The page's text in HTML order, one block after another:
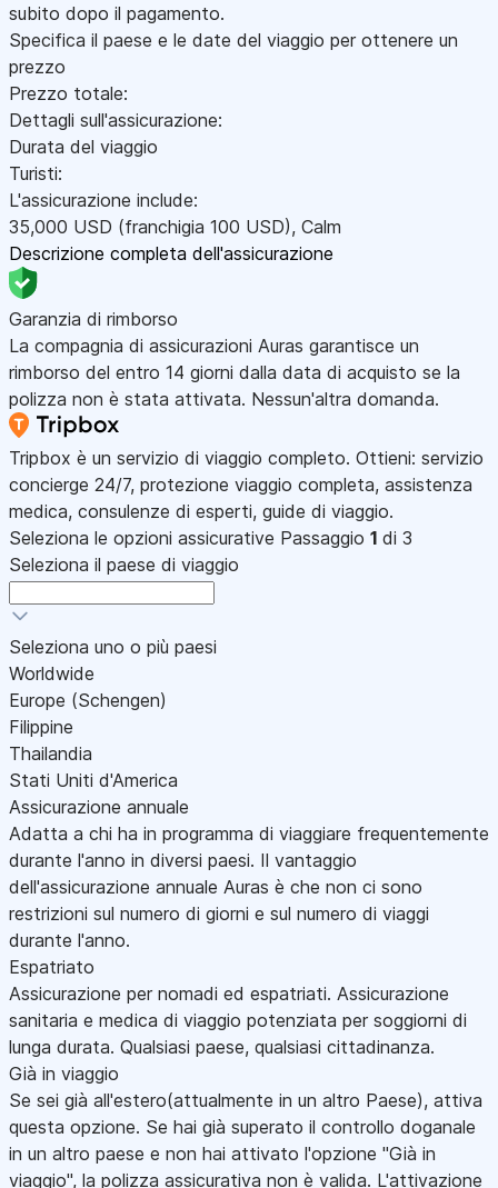
subito dopo il pagamento.
Specifica il paese e le date del viaggio per ottenere un
prezzo
Prezzo totale:
Dettagli sull'assicurazione:
Durata del viaggio
Turisti:
L'assicurazione include:
35,000 USD (franchigia 100 USD), Calm
Descrizione completa dell'assicurazione
Garanzia di rimborso
La compagnia di assicurazioni Auras garantisce un
rimborso del entro 14 giorni dalla data di acquisto se la
polizza non è stata attivata. Nessun'altra domanda.
Tripbox è un servizio di viaggio completo. Ottieni: servizio
concierge 24/7, protezione viaggio completa, assistenza
medica, consulenze di esperti, guide di viaggio.
Seleziona le opzioni assicurative Passaggio 1 di 3
Seleziona il paese di viaggio
Seleziona uno o più paesi
Worldwide
Europe (Schengen)
Filippine
Thailandia
Stati Uniti d'America
Assicurazione annuale
Adatta a chi ha in programma di viaggiare frequentemente
durante l'anno in diversi paesi. Il vantaggio
dell'assicurazione annuale Auras è che non ci sono
restrizioni sul numero di giorni e sul numero di viaggi
durante l'anno.
Espatriato
Assicurazione per nomadi ed espatriati. Assicurazione
sanitaria e medica di viaggio potenziata per soggiorni di
lunga durata. Qualsiasi paese, qualsiasi cittadinanza.
Già in viaggio
Se sei già all'estero(attualmente in un altro Paese), attiva
questa opzione. Se hai già superato il controllo doganale
in un altro paese e non hai attivato l'opzione "Già in
viaggio", la polizza assicurativa non è valida. L'attivazione